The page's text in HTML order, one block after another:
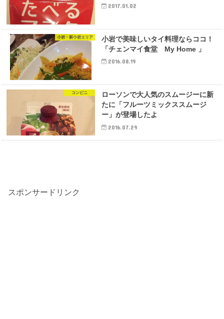
2017.01.02
小岩・新小岩エリア
小岩で美味しいタイ料理ならココ！
「チェンマイ食堂 My Home 」
2016.08.19
コンビニ
ローソンで大人気のスムージーに新
たに「フルーツミックススムージ
ー」が登場したよ
2016.07.29
スポンサードリンク